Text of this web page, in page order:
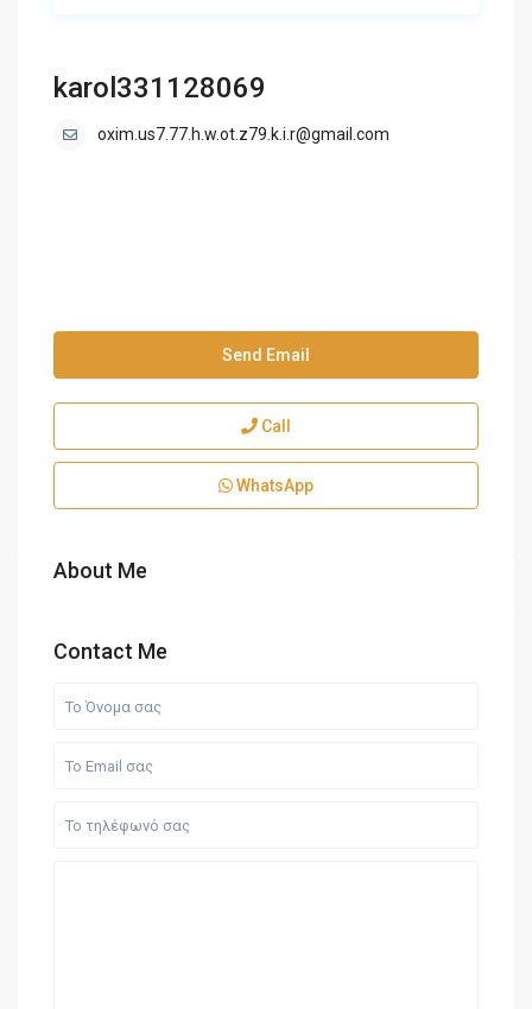
karol331128069
oxim.us7.77.h.w.ot.z79.k.i.r@gmail.com
Send Email
Call
WhatsApp
About Me
Contact Me